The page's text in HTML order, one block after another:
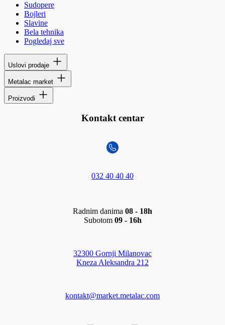
Sudopere
Bojleri
Slavine
Bela tehnika
Pogledaj sve
Uslovi prodaje
Metalac market
Proizvodi
Kontakt centar
032 40 40 40
Radnim danima 08 - 18h
Subotom 09 - 16h
32300 Gornji Milanovac
Kneza Aleksandra 212
kontakt@market.metalac.com